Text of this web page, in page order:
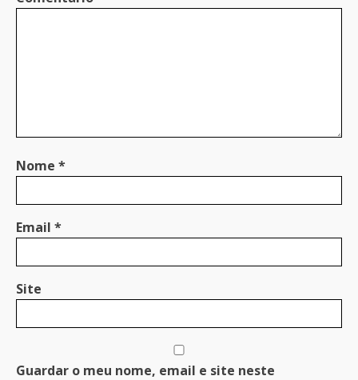
Nome *
Email *
Site
Guardar o meu nome, email e site neste